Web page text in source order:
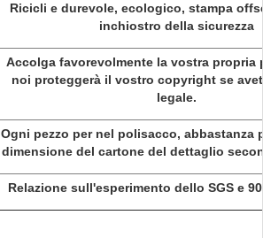
Ricicli e durevole, ecologico, stampa
inchiostro della sicurezza
Accolga favorevolmente la vostra propria
noi proteggerà il vostro copyright se
legale.
Ogni pezzo per nel polisacco, abbastanza
dimensione del cartone del dettaglio
Relazione sull'esperimento dello SGS e